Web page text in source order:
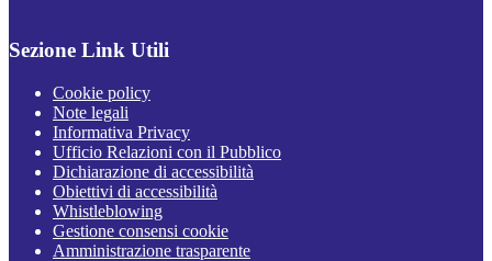
Sezione Link Utili
Cookie policy
Note legali
Informativa Privacy
Ufficio Relazioni con il Pubblico
Dichiarazione di accessibilità
Obiettivi di accessibilità
Whistleblowing
Gestione consensi cookie
Amministrazione trasparente